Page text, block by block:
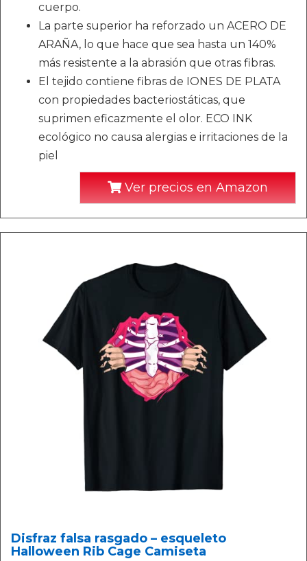
cuerpo.
La parte superior ha reforzado un ACERO DE
ARAÑA, lo que hace que sea hasta un 140%
más resistente a la abrasión que otras fibras.
El tejido contiene fibras de IONES DE PLATA
con propiedades bacteriostáticas, que
suprimen eficazmente el olor. ECO INK
ecológico no causa alergias e irritaciones de la
piel
Ver precios en Amazon
Disfraz falsa rasgado – esqueleto
Halloween Rib Cage Camiseta